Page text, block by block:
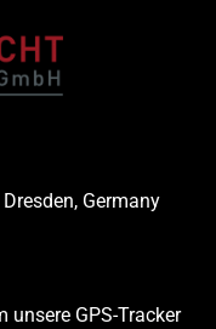
Germany
unsere GPS-Tracker